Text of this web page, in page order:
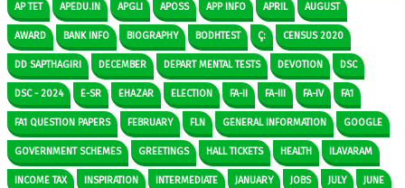
AP TET APEDU.IN APGLI APOSS APP INFO APRIL AUGUST
AWARD BANK INFO BIOGRAPHY BODHTEST Ç: CENSUS 2020
DD SAPTHAGIRI DECEMBER DEPART MENTAL TESTS DEVOTION DSC
DSC - 2024 E-SR EHAZAR ELECTION FA-II FA-III FA-IV FA1
FA1 QUESTION PAPERS FEBRUARY FLN GENERAL INFORMATION GOOGLE
GOVERNMENT SCHEMES GREETINGS HALL TICKETS HEALTH ILAVARAM
INCOME TAX INSPIRATION INTERMEDIATE JANUARY JOBS JULY JUNE